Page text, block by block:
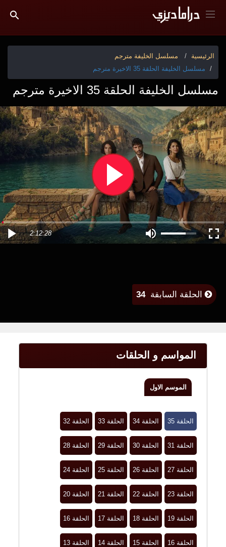
الرئيسية
مسلسل الخليفة مترجم
مسلسل الخليفة الحلقة 35 الاخيرة مترجم
مسلسل الخليفة الحلقة 35 الاخيرة مترجم
2:12:28
الحلقة السابقة 34
المواسم و الحلقات
الموسم الاول
الحلقة 35 الحلقة 34 الحلقة 33 الحلقة 32
الحلقة 31 الحلقة 30 الحلقة 29 الحلقة 28
الحلقة 27 الحلقة 26 الحلقة 25 الحلقة 24
الحلقة 23 الحلقة 22 الحلقة 21 الحلقة 20
الحلقة 19 الحلقة 18 الحلقة 17 الحلقة 16
الحلقة 16 الحلقة 15 الحلقة 14 الحلقة 13